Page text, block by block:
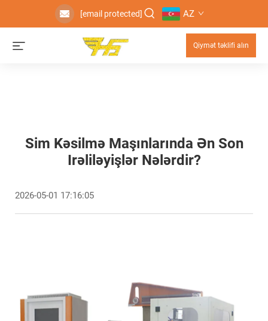
[email protected] AZ
Qiymət təklifi alın
Sim Kəsilmə Maşınlarında Ən Son
Irəliləyişlər Nələrdir?
2026-05-01 17:16:05